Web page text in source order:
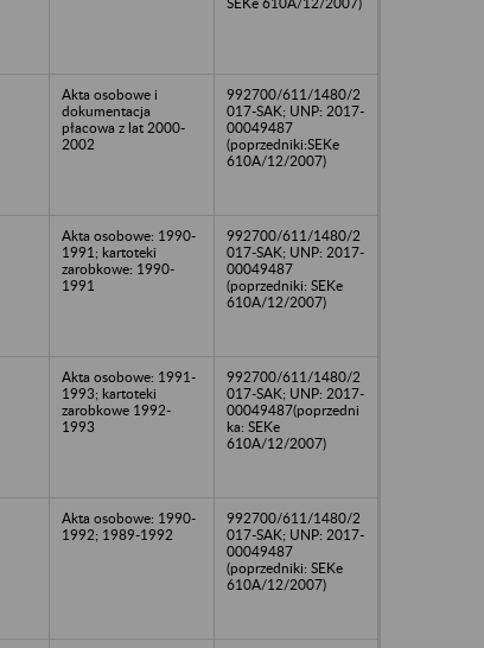
Akta osobowe i
dokumentacja
płacowa z lat 2000-
2002
992700/611/1480/2
017-SAK; UNP: 2017-
00049487
(poprzedniki:SEKe
610A/12/2007)
Akta osobowe: 1990-
1991; kartoteki
zarobkowe: 1990-
1991
992700/611/1480/2
017-SAK; UNP: 2017-
00049487
(poprzedniki: SEKe
610A/12/2007)
Akta osobowe: 1991-
1993; kartoteki
zarobkowe 1992-
1993
992700/611/1480/2
017-SAK; UNP: 2017-
00049487(poprzedni
ka: SEKe
610A/12/2007)
Akta osobowe: 1990-
1992; 1989-1992
992700/611/1480/2
017-SAK; UNP: 2017-
00049487
(poprzedniki: SEKe
610A/12/2007)